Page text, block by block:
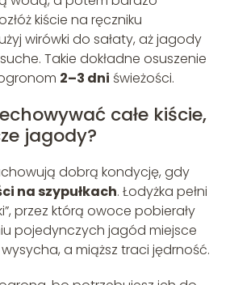
kiście na ręczniku
wirówki do sałaty, aż jagody
Takie dokładne osuszenie
2–3 dni świeżości.
całe kiście,
jagody?
dobrą kondycję, gdy
na szypułkach. Łodyżka pełni
przez którą owoce pobierały
pojedynczych jagód miejsce
a miąższ traci jędrność.